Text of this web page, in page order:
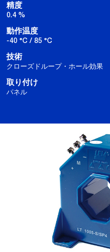
精度
0.4 %
動作温度
-40 °C / 85 °C
技術
クローズドループ・ホール効果
取り付け
パネル